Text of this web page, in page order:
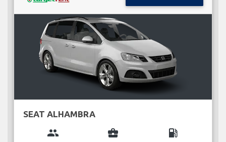
SEAT ALHAMBRA
group business_center local_gas_station